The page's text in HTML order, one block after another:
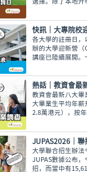
選擇。除了本地升
地學習，而在這
的升學講座，除了
簽證及生活費等重
各大學的註冊日，
辦的大學迎新營
講座已陸續展開。
早些適應新環境
彩的大學生活。
教資會最新八大畢
大畢業生平均年薪
2.8萬港元），按年
大學聯合招生辦法
JUPAS數據公布
招，而當中有